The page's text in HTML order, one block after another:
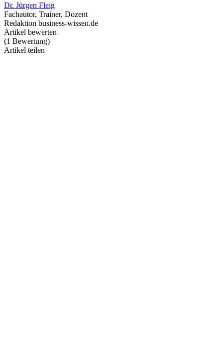
Dr. Jürgen Fleig
Fachautor, Trainer, Dozent
Redaktion business-wissen.de
Artikel bewerten
(1 Bewertung)
Artikel teilen